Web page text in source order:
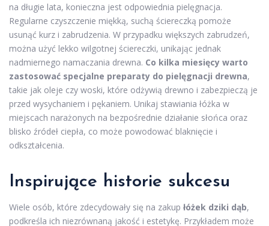
na długie lata, konieczna jest odpowiednia pielęgnacja.
Regularne czyszczenie miękką, suchą ściereczką pomoże
usunąć kurz i zabrudzenia. W przypadku większych zabrudzeń,
można użyć lekko wilgotnej ściereczki, unikając jednak
nadmiernego namaczania drewna. Co kilka miesięcy warto
zastosować specjalne preparaty do pielęgnacji drewna,
takie jak oleje czy woski, które odżywią drewno i zabezpieczą je
przed wysychaniem i pękaniem. Unikaj stawiania łóżka w
miejscach narażonych na bezpośrednie działanie słońca oraz
blisko źródeł ciepła, co może powodować blaknięcie i
odkształcenia.
Inspirujące historie sukcesu
Wiele osób, które zdecydowały się na zakup łóżek dziki dąb,
podkreśla ich niezrównaną jakość i estetykę. Przykładem może